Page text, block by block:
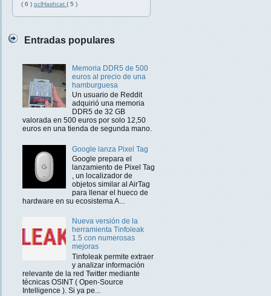
( 6 ) oclHashcat ( 5 )
Entradas populares
Memoria DDR5 de 500
euros al precio de una
hamburguesa
Un usuario de Reddit
adquirió una memoria
DDR5 de 32 GB
valorada en 500 euros por solo 12,50
euros en una tienda de segunda mano.
Google lanza Pixel Tag
Google prepara el
lanzamiento de Pixel Tag
, un localizador de
objetos similar al AirTag
para llenar el hueco de
hardware en su ecosistema A...
Nueva versión de la
herramienta Tinfoleak
1.5 con numerosas
mejoras
Tinfoleak permite extraer
y analizar información
relevante de la red Twitter mediante
técnicas OSINT ( Open-Source
Intelligence ). Si ya pe...